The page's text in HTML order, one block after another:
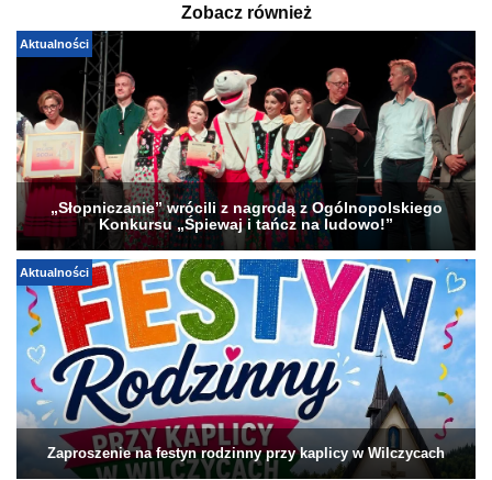
Zobacz również
Aktualności
„Słopniczanie” wrócili z nagrodą z Ogólnopolskiego
Konkursu „Śpiewaj i tańcz na ludowo!”
Aktualności
Zaproszenie na festyn rodzinny przy kaplicy w Wilczycach